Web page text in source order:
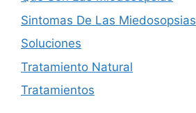
Sintomas De Las Miedosopsias
Soluciones
Tratamiento Natural
Tratamientos